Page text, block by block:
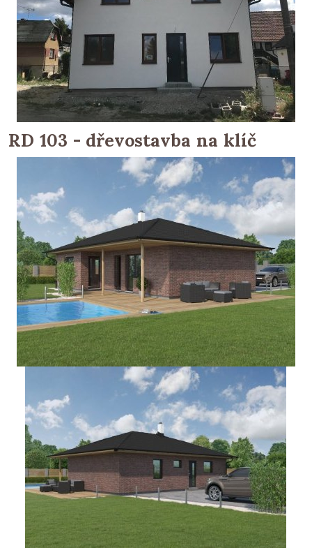
RD 103 - dřevostavba na klíč